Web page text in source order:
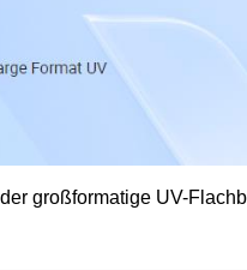
großformatige UV-